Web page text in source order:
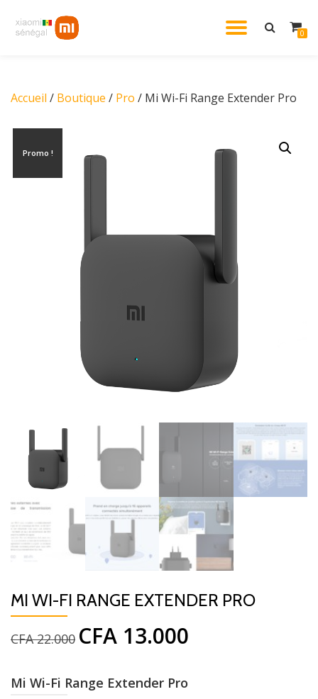
Aller
0
Accueil / Boutique / Pro / Mi Wi-Fi Range Extender Pro
Promo !
MI WI-FI RANGE EXTENDER PRO
CFA22.000 Le
prix
CFA 22.000.
CFA 13.000
Mi Wi-Fi Range Extender Pro